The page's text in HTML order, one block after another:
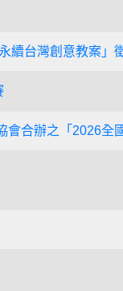
續台灣創意教案」
合辦之「2026全